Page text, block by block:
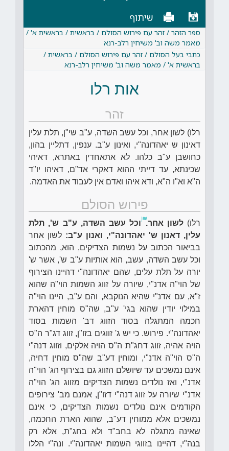
שיתוף
ספר הזהר / זהר עם פירוש הסולם / בראשית / בראשית א' /
מאמר משה וב' משיחין רלב-רנא
כתבי בעל הסולם / זהר עם פירוש הסולם / בראשית /
בראשית א' / מאמר משה וב' משיחין רלב-רנא
אות רלו
זהר
רלו) לשון אחר, וכל עשב השדה, ע"ב שי"ן, תלת עלין
דאינון ש יאהדונה"י, ואינון ע"ב. ענפין, דתליין בהון,
כחושבן ע"ב כלהו. לא אתאחדין באתרא, דאיהי
שכינתא, עד דייתי ההוא דאקרי אד"ם, דאיהו יו"ד
ה"א וא"ו ה"א, ודא איהו ואדם אין לעבוד את האדמה.
פירוש הסולם
רלו)לשון אחר.וכל עשב השדה, ע"ב ש', תלת
עלין, דאנון ש' יאהדונה"י, ואנון ע"ב: לשון אחר
בביאור הכתוב על נשמות הצדיקים, הוא, מהכתוב
וכל עשב השדה, עשב, הוא אותיות ע"ב ש', אשר ש'
יורה על תלת עלים, שהם יאהדונה"י דהיינו הצירוף
של הוי"ה אדנ"י, שיורה על זווג השמות הוי"ה שהוא
ז"א, עם אדנ"י שהיא הנוקבא, והם ע"ב, היינו הוי"ה
במילוי יודין שהוא בגי' ע"ב, שה"ס מוחין דהארת
חכמה המתגלה בסוד הזווג דב' השמות בסוד
יאהדונה"י. פירוש. כי יש ג' זווגים בזו"ן, זווג דג"ר ה"ס
הויה אהיה, זווג דחג"ת ה"ס הויה אלקים, וזווג דנה"י
ה"ס הוי"ה אדנ"י, ומוחין דע"ב שה"ס מוחין דחיה,
אינם נמשכים עד שיושלם הזווג גם בצירוף הג' הוי"ה
אדנ"י, ואז נולדים נשמות הצדיקים מזווג הג' הוי"ה
אדנ"י שיורה על זווג דנה"י דזו"ן, אמנם מב' צירופים
הקודמים אינם נולדים נשמות הצדיקים, כי אינם
נמשכים אלא ממוחין דע"ב, שהוא הארת החכמה,
שאינה מתגלה לא בחב"ד ולא בחג"ת, אלא רק
בנה"י, דהיינו בזווגי השמות יאהדונה"י. ונה"י הללו